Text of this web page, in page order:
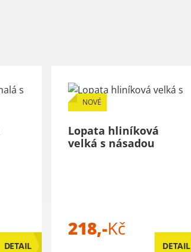
DETAIL
NOVÉ
Lopata hliníková
velká s násadou
218,-Kč
DETAIL